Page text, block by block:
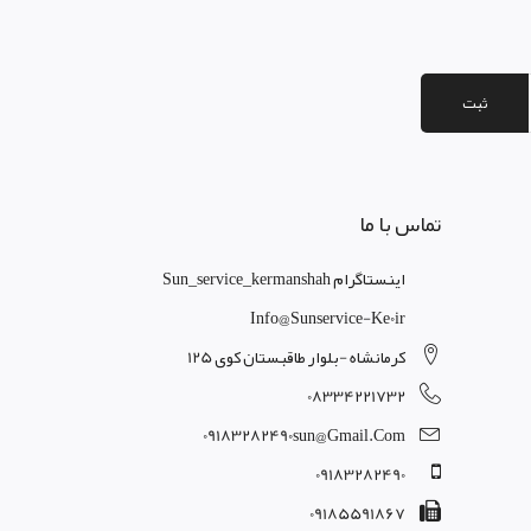
ثبت
تماس با ما
اینستاگرام Sun_service_kermanshah
Info@sunservice-Ke0ir
کرمانشاه -بلوار طاقبستان کوی 125
08334221732
09183282490sun@gmail.com
09183282490
09185591867